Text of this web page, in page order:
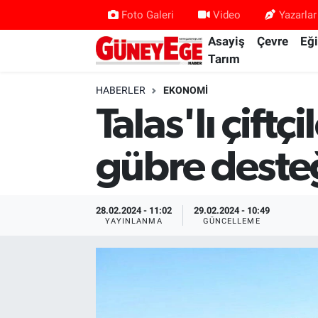
Foto Galeri Video Yazarlar
Asayiş Çevre
Tarım
HABERLER EKONOMI
Talas'lı
gübre
28.02.2024 - 11:02
YAYINLANMA
29.02.2024 - 10:49
GÜNCELLEME
İstanbul Hava Durumu
İstanbul Trafik Yoğunluk Haritası
Süper Lig Puan Durumu ve Fikstür
Tüm Manşetler